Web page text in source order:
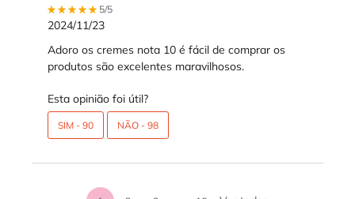
5 out of 5 stars.
5/5
2024/11/23
Adoro os cremes nota 10 é fácil de comprar os
produtos são excelentes maravilhosos.
Esta opinião foi útil?
SIM - 90 NÃO - 98